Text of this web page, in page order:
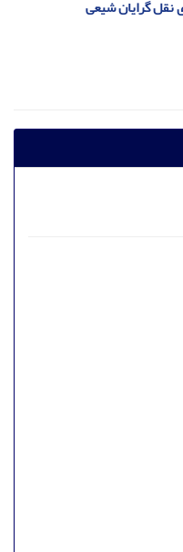
نقل گرایان شیعی